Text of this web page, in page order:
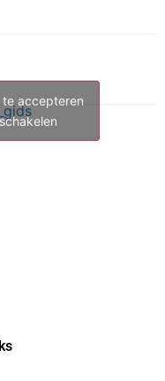
accepteren